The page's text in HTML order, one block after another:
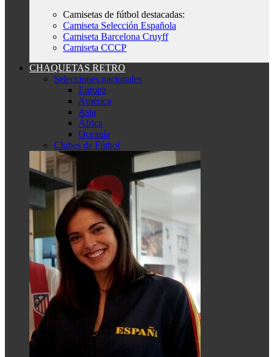
Camisetas de fútbol destacadas:
Camiseta Selección Española
Camiseta Barcelona Cruyff
Camiseta CCCP
CHAQUETAS RETRO
Selecciones nacionales
Europa
América
Asia
África
Oceanía
Clubes de Fútbol